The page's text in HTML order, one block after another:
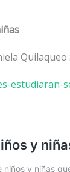
Quilaqueo
estudiaran-